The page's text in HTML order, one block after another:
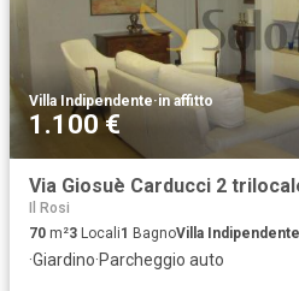
Villa Indipendente·in affitto
1.100 €
Via Giosuè Carducci 2
Il Rosi
70 m²3 Locali1 BagnoVilla Indipendente
·Giardino·Parcheggio auto